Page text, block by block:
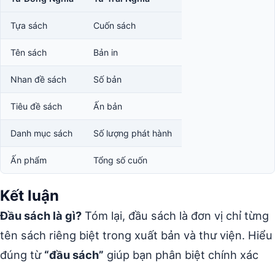
Tựa sách Cuốn sách
Tên sách Bản in
Nhan đề sách Số bản
Tiêu đề sách Ấn bản
Danh mục sách Số lượng phát hành
Ấn phẩm Tổng số cuốn
Kết luận
Đầu sách là gì? Tóm lại, đầu sách là đơn vị chỉ từng
tên sách riêng biệt trong xuất bản và thư viện. Hiểu
đúng từ “đầu sách” giúp bạn phân biệt chính xác